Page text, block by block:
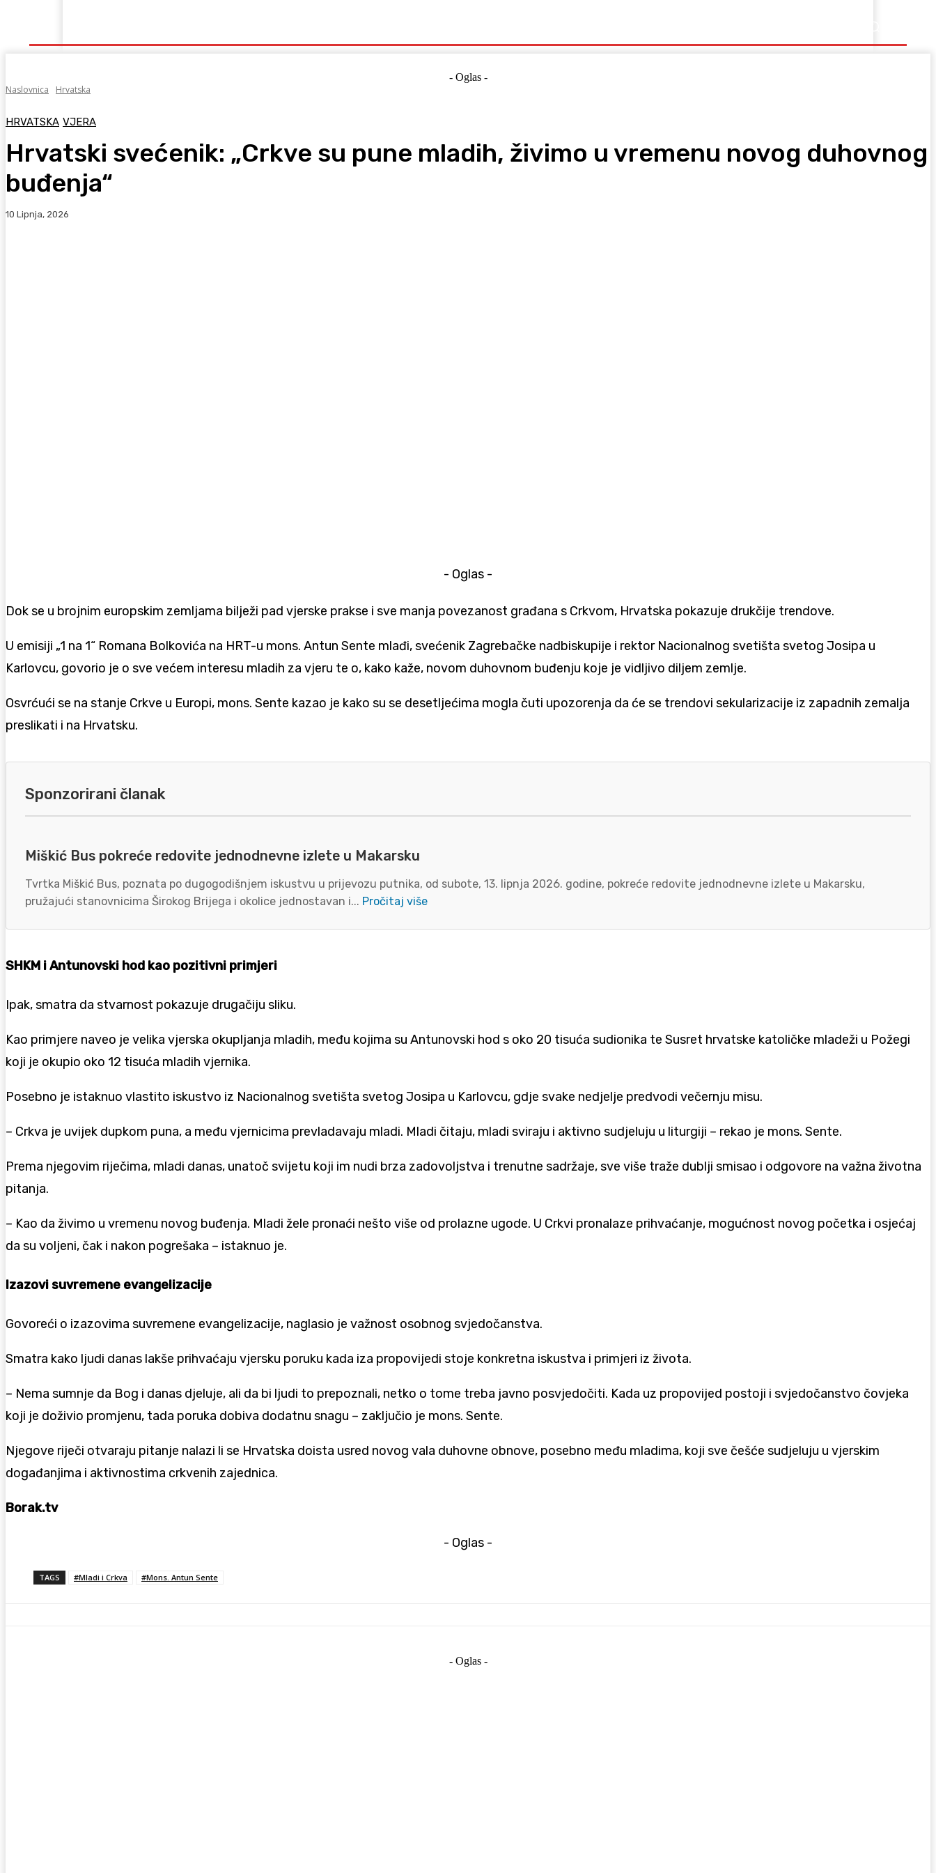
- Oglas -
Naslovnica
Hrvatska
HRVATSKA VJERA
Hrvatski svećenik: „Crkve su pune mladih, živimo u vremenu novog duhovnog
buđenja“
10 Lipnja, 2026
- Oglas -
Dok se u brojnim europskim zemljama bilježi pad vjerske prakse i sve manja povezanost građana s Crkvom, Hrvatska pokazuje drukčije trendove.
U emisiji „1 na 1“ Romana Bolkovića na HRT-u mons. Antun Sente mlađi, svećenik Zagrebačke nadbiskupije i rektor Nacionalnog svetišta svetog Josipa u
Karlovcu, govorio je o sve većem interesu mladih za vjeru te o, kako kaže, novom duhovnom buđenju koje je vidljivo diljem zemlje.
Osvrćući se na stanje Crkve u Europi, mons. Sente kazao je kako su se desetljećima mogla čuti upozorenja da će se trendovi sekularizacije iz zapadnih zemalja
preslikati i na Hrvatsku.
Sponzorirani članak
Miškić Bus pokreće redovite jednodnevne izlete u Makarsku
Tvrtka Miškić Bus, poznata po dugogodišnjem iskustvu u prijevozu putnika, od subote, 13. lipnja 2026. godine, pokreće redovite jednodnevne izlete u Makarsku,
pružajući stanovnicima Širokog Brijega i okolice jednostavan i... Pročitaj više
SHKM i Antunovski hod kao pozitivni primjeri
Ipak, smatra da stvarnost pokazuje drugačiju sliku.
Kao primjere naveo je velika vjerska okupljanja mladih, među kojima su Antunovski hod s oko 20 tisuća sudionika te Susret hrvatske katoličke mladeži u Požegi
koji je okupio oko 12 tisuća mladih vjernika.
Posebno je istaknuo vlastito iskustvo iz Nacionalnog svetišta svetog Josipa u Karlovcu, gdje svake nedjelje predvodi večernju misu.
– Crkva je uvijek dupkom puna, a među vjernicima prevladavaju mladi. Mladi čitaju, mladi sviraju i aktivno sudjeluju u liturgiji – rekao je mons. Sente.
Prema njegovim riječima, mladi danas, unatoč svijetu koji im nudi brza zadovoljstva i trenutne sadržaje, sve više traže dublji smisao i odgovore na važna životna
pitanja.
– Kao da živimo u vremenu novog buđenja. Mladi žele pronaći nešto više od prolazne ugode. U Crkvi pronalaze prihvaćanje, mogućnost novog početka i osjećaj
da su voljeni, čak i nakon pogrešaka – istaknuo je.
Izazovi suvremene evangelizacije
Govoreći o izazovima suvremene evangelizacije, naglasio je važnost osobnog svjedočanstva.
Smatra kako ljudi danas lakše prihvaćaju vjersku poruku kada iza propovijedi stoje konkretna iskustva i primjeri iz života.
– Nema sumnje da Bog i danas djeluje, ali da bi ljudi to prepoznali, netko o tome treba javno posvjedočiti. Kada uz propovijed postoji i svjedočanstvo čovjeka
koji je doživio promjenu, tada poruka dobiva dodatnu snagu – zaključio je mons. Sente.
Njegove riječi otvaraju pitanje nalazi li se Hrvatska doista usred novog vala duhovne obnove, posebno među mladima, koji sve češće sudjeluju u vjerskim
događanjima i aktivnostima crkvenih zajednica.
Borak.tv
- Oglas -
TAGS #Mladi i Crkva #Mons. Antun Sente
- Oglas -